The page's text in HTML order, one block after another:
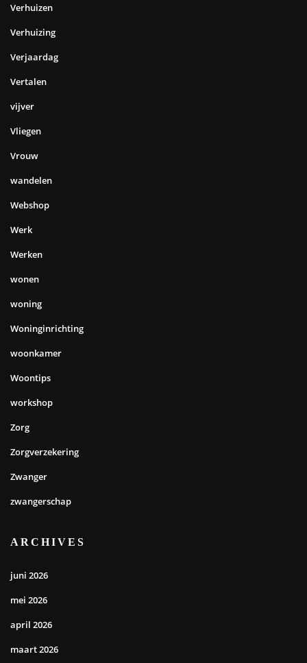
Verhuizen
Verhuizing
Verjaardag
Vertalen
vijver
Vliegen
Vrouw
wandelen
Webshop
Werk
Werken
wonen
woning
Woninginrichting
woonkamer
Woontips
workshop
Zorg
Zorgverzekering
Zwanger
zwangerschap
ARCHIVES
juni 2026
mei 2026
april 2026
maart 2026